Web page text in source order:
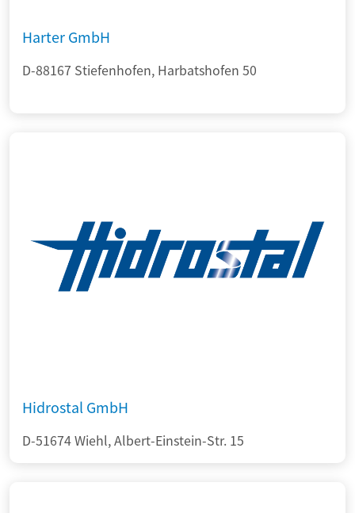
Harter GmbH
D-88167 Stiefenhofen, Harbatshofen 50
Hidrostal GmbH
D-51674 Wiehl, Albert-Einstein-Str. 15